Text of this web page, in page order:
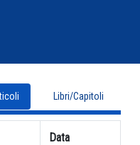
Libri/Capitoli
Data